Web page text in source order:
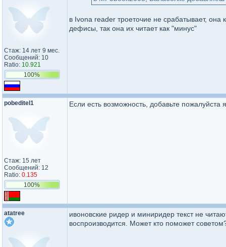
Стаж: 14 лет 9 мес.
Сообщений: 10
Ratio: 10.921
100%
в Ivona reader троеточие не срабатывает, она
дефисы, так она их читает как "минус"
pobeditel1
Стаж: 15 лет
Сообщений: 12
Ratio: 0.135
100%
Если есть возможность, добавьте пожалуйста
atatree
ивоновские ридер и миниридер текст не
воспроизводится. Может кто поможет